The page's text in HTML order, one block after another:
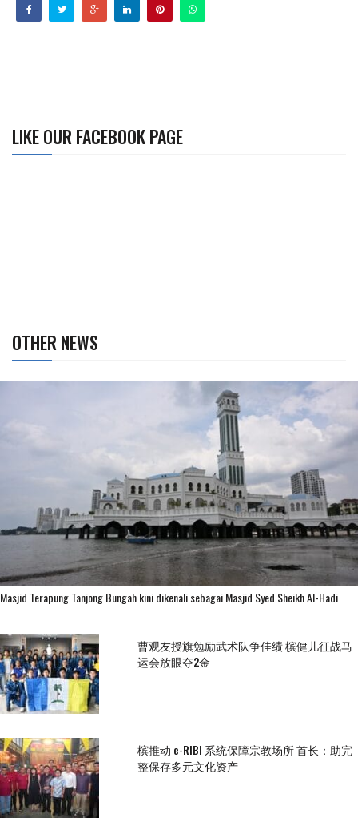
LIKE OUR FACEBOOK PAGE
OTHER NEWS
Masjid Terapung Tanjong Bungah kini dikenali sebagai Masjid Syed Sheikh Al-Hadi
曹观友授旗勉励武术队争佳绩 槟健儿征战马
运会放眼夺2金
槟推动 e-RIBI 系统保障宗教场所 首长：助完
整保存多元文化资产